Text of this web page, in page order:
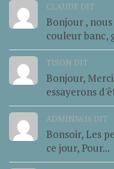
CLAUDE DIT
Bonjour ,
couleur banc,
TISON DIT
Bonjour,
essayerons
ADMIN8616 DIT
Bonsoir, Les
ce jour, Pour...